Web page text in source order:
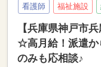
看護師 福祉施設
【兵庫県神戸市
☆高月給！派遣か
のみも応相談♪